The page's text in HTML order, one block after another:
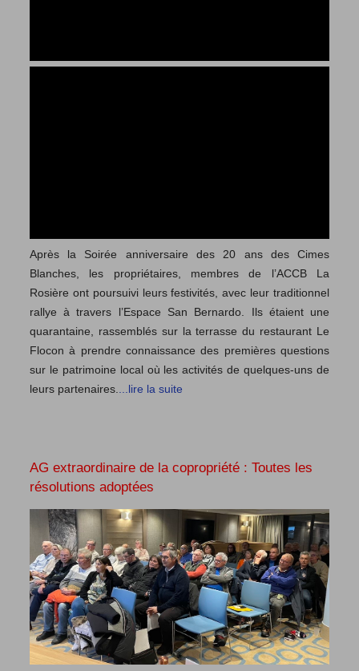
Après la Soirée anniversaire des 20 ans des Cimes
Blanches, les propriétaires, membres de l’ACCB La
Rosière ont poursuivi leurs festivités, avec leur traditionnel
rallye à travers l’Espace San Bernardo. Ils étaient une
quarantaine, rassemblés sur la terrasse du restaurant Le
Flocon à prendre connaissance des premières questions
sur le patrimoine local où les activités de quelques-uns de
leurs partenaires.
...lire la suite
AG extraordinaire de la copropriété : Toutes les
résolutions adoptées